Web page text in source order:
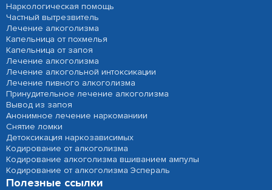
Наркологическая помощь
Частный вытрезвитель
Лечение алкоголизма
Капельница от похмелья
Капельница от запоя
Лечение алкоголизма
Лечение алкогольной интоксикации
Лечение пивного алкоголизма
Принудительное лечение алкоголизма
Вывод из запоя
Анонимное лечение наркоманиии
Снятие ломки
Детоксикация наркозависимых
Кодирование от алкоголизма
Кодирование алкоголизма вшиванием ампулы
Кодирование от алкоголизма Эспераль
Полезные ссылки